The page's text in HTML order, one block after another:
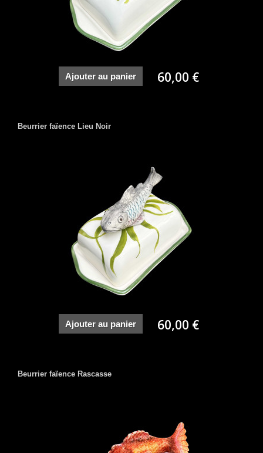
Ajouter au panier 60,00 €
Beurrier faïence Lieu Noir
Ajouter au panier 60,00 €
Beurrier faïence Rascasse